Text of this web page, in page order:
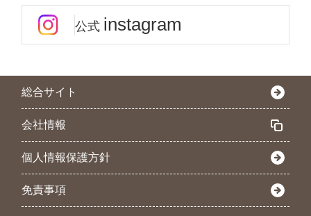
公式 instagram
総合サイト
会社情報
個人情報保護方針
免責事項